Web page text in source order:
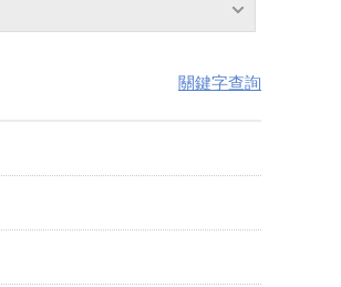
關鍵字查詢